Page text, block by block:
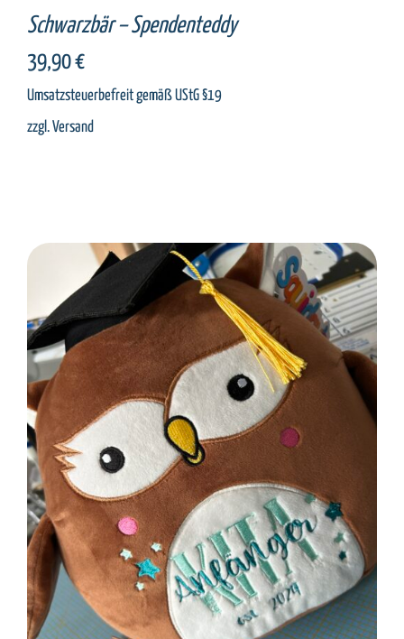
Schwarzbär – Spendenteddy
39,90€
Umsatzsteuerbefreit gemäß UStG §19
zzgl.Versand
SELECT OPTIONS / DETAILS